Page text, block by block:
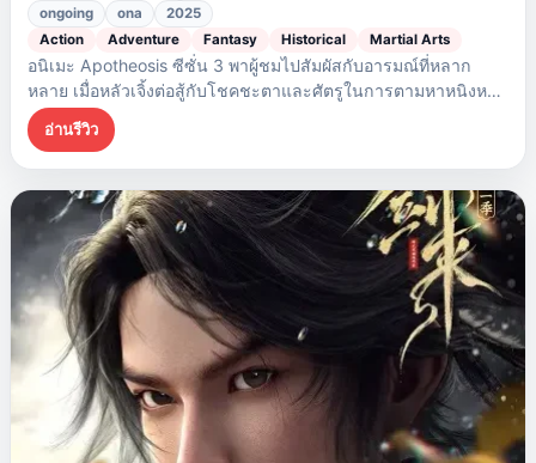
ongoing ona
2025
Action
Adventure Fantasy Historical Martial Arts
อนิเมะ Apotheosis ซีซั่น 3 พาผู้ชมไปสัมผัสกับอารมณ์ที่หลาก
หลาย เมื่อหลัวเจิ้งต่อสู้กับโชคชะตาและศัตรูในการตามหาหนิงหยู
เตี๋ยให้ฟื้นคืนชีพ การผสมผสานระหว่างแอ็คชั่น โรแมนติก และ
แฟนตาซี สร้างเรื่องราวที่น่าติดตามและทำให้ผู้ชมอยากดูตอนต่อ
ไป
อ่านรีวิว